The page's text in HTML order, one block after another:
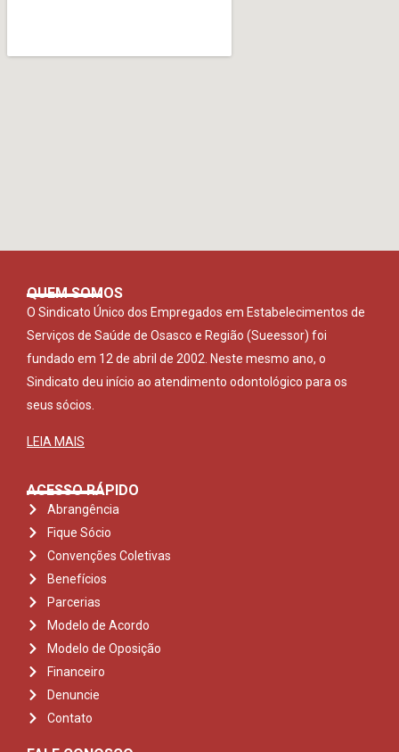
QUEM SOMOS
O Sindicato Único dos Empregados em Estabelecimentos de
Serviços de Saúde de Osasco e Região (Sueessor) foi
fundado em 12 de abril de 2002. Neste mesmo ano, o
Sindicato deu início ao atendimento odontológico para os
seus sócios.
LEIA MAIS
ACESSO RÁPIDO
Abrangência
Fique Sócio
Convenções Coletivas
Benefícios
Parcerias
Modelo de Acordo
Modelo de Oposição
Financeiro
Denuncie
Contato